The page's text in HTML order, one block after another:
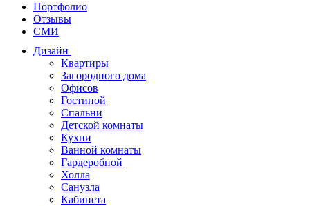
Портфолио
Отзывы
СМИ
Дизайн
Квартиры
Загородного дома
Офисов
Гостиной
Спальни
Детской комнаты
Кухни
Ванной комнаты
Гардеробной
Холла
Санузла
Кабинета